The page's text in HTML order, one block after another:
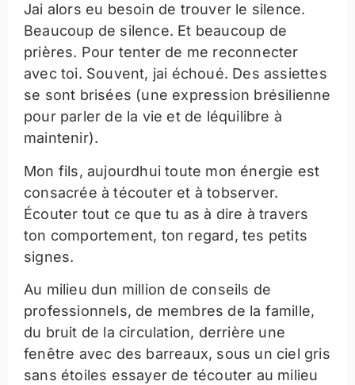
Jai alors eu besoin de trouver le silence.
Beaucoup de silence. Et beaucoup de
prières. Pour tenter de me reconnecter
avec toi. Souvent, jai échoué. Des assiettes
se sont brisées (une expression brésilienne
pour parler de la vie et de léquilibre à
maintenir).
Mon fils, aujourdhui toute mon énergie est
consacrée à técouter et à tobserver.
Écouter tout ce que tu as à dire à travers
ton comportement, ton regard, tes petits
signes.
Au milieu dun million de conseils de
professionnels, de membres de la famille,
du bruit de la circulation, derrière une
fenêtre avec des barreaux, sous un ciel gris
sans étoiles essayer de técouter au milieu